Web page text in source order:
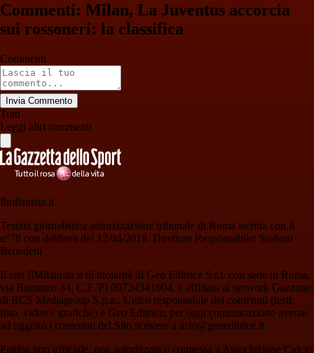
Commenti: Milan, La Juventus accorcia
sui rossoneri: la classifica
Commenti
Invia Commento
Tutti
Leggi altri commenti
Ilmilanista.it
Testata giornalistica autorizzazione tribunale di Roma iscritta con il
n°78 con delibera del 12/04/2018. Direttore Responsabile: Stefano
Benedetti
Il sito IlMilanista.it di titolarità di Geo Editrice S.r.l. con sede in Roma,
via Bomarzo 34, C.F./PI 09724341004, è affiliato al network Gazzanet
di RCS Mediagroup S.p.a.. Unico responsabile dei contenuti (testi,
foto, video e grafiche) è Geo Editrice; per ogni comunicazione avente
ad oggetto i contenuti del Sito scrivere a info@geoeditrice.it
Pagina non ufficiale, non autorizzata o connessa a Associazione Calcio